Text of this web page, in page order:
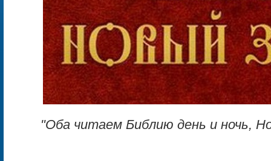
"Оба читаем Библию день и ночь,